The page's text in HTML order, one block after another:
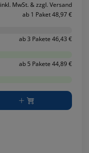
inkl. MwSt. & zzgl. Versand
ab 1 Paket 48,97 €
ab 3 Pakete 46,43 €
ab 5 Pakete 44,89 €